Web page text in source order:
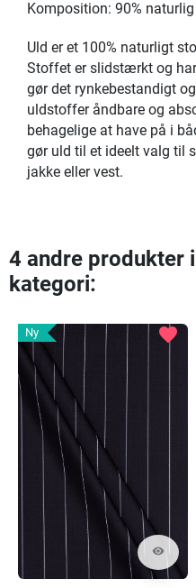
Komposition: 90%
Uld er et 100% naturligt
Stoffet er slidstærkt og
gør det rynkebestandigt
uldstoffer åndbare og
behagelige at have på i
gør uld til et ideelt valg til
jakke eller vest.
4 andre produkter
kategori:
Ny
visibility
favorite